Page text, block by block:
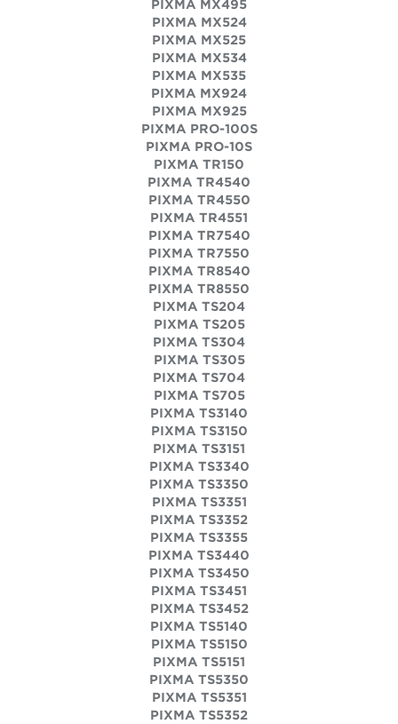
PIXMA MX495
PIXMA MX524
PIXMA MX525
PIXMA MX534
PIXMA MX535
PIXMA MX924
PIXMA MX925
PIXMA PRO-100S
PIXMA PRO-10S
PIXMA TR150
PIXMA TR4540
PIXMA TR4550
PIXMA TR4551
PIXMA TR7540
PIXMA TR7550
PIXMA TR8540
PIXMA TR8550
PIXMA TS204
PIXMA TS205
PIXMA TS304
PIXMA TS305
PIXMA TS704
PIXMA TS705
PIXMA TS3140
PIXMA TS3150
PIXMA TS3151
PIXMA TS3340
PIXMA TS3350
PIXMA TS3351
PIXMA TS3352
PIXMA TS3355
PIXMA TS3440
PIXMA TS3450
PIXMA TS3451
PIXMA TS3452
PIXMA TS5140
PIXMA TS5150
PIXMA TS5151
PIXMA TS5350
PIXMA TS5351
PIXMA TS5352